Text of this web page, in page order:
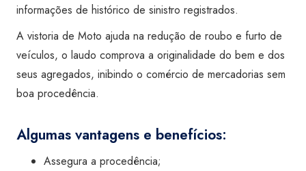
informações de histórico de sinistro registrados.
A vistoria de Moto ajuda na redução de roubo e furto de
veículos, o laudo comprova a originalidade do bem e dos
seus agregados, inibindo o comércio de mercadorias sem
boa procedência.
Algumas vantagens e benefícios:
Assegura a procedência;